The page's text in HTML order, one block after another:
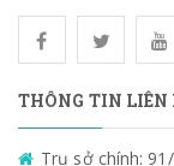
THÔNG TIN LIÊN
Trụ sở chính: